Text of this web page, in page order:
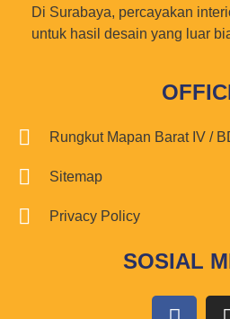
Di Surabaya, percayakan
untuk hasil desain yang luar
Rungkut Mapan Barat IV /
Sitemap
Privacy Policy
SOSIAL